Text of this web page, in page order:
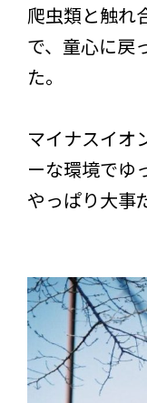
爬虫類と触れ
で、童心に戻
た。
マイナスイオ
ーな環境でゆ
やっぱり大事